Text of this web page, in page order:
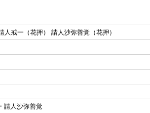
戒一（花押） 請人沙弥善覚（花押）
請人沙弥善覚